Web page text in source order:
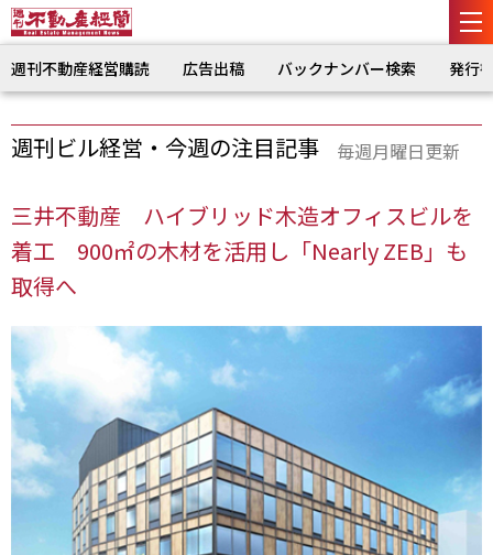
週刊不動産経営購読 広告出稿 バックナンバー検索 発行
週刊ビル経営・今週の注目記事 毎週月曜日更新
三井不動産 ハイブリッド木造オフィスビルを
着工 900㎡の木材を活用し「Nearly ZEB」も
取得へ